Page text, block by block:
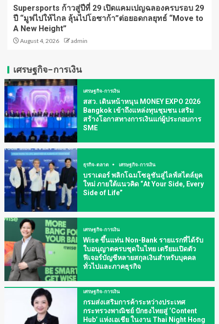
Supersports ก้าวสู่ปีที่ 29 เปิดแคมเปญฉลองครบรอบ 29
ปี “มูฟไปให้ไกล ลุ้นไปโอซาก้า”ต่อยอดกลยุทธ์ “Move to
A New Height”
August 4, 2026 admin
เศรษฐกิจ-การเงิน
เศรษฐกิจ-การเงิน
สสว. เดินหน้าหนุน MONEY EXPO 2026
Bangkok เข้าถึงแหล่งทุนชุมชน เสริม
สร้างโอกาสทางการเงินแก่ผู้ประกอบการ
SME
ธุรกิจ-ตลาด เศรษฐกิจ-การเงิน
บราเดอร์ พลิกโฉมโซลูชันสู่ไลฟ์สไตล์ยุค
ใหม่ ภายใต้แนวคิด “At Your Side, Every
Side of Life”
เศรษฐกิจ-การเงิน
Wise ขึ้นแท่น Non-Bank รายแรกที่ได้รับ
ใบอนุญาตครบชุดในไทย เตรียมเปิดตัว
ฟีเจอร์บัญชีหลายสกุลเงินสำหรับบุคคล
ทั่วไปและภาคธุรกิจ
เศรษฐกิจ-การเงิน
กรมส่งเสริมการค้าระหว่างประเทศ
กระทรวงพาณิชย์ ปักธงไทยสู่ ‘Content
Hub’ แห่งเอเชีย ในงาน Thai Night Hong